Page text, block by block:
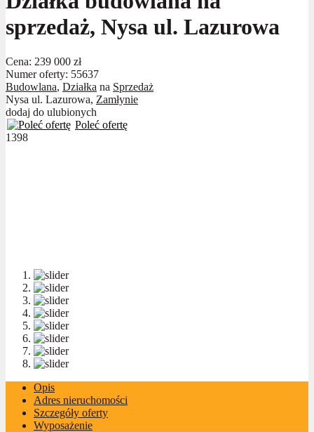
sprzedaż, Nysa ul. Lazurowa
Cena: 239 000 zł
Numer oferty: 55637
Budowlana, Działka na Sprzedaż
Nysa ul. Lazurowa, Zamłynie
dodaj do ulubionych
Poleć ofertę
1398
Opis
Adres nieruchomości
Szczegóły oferty
Wyposażenie